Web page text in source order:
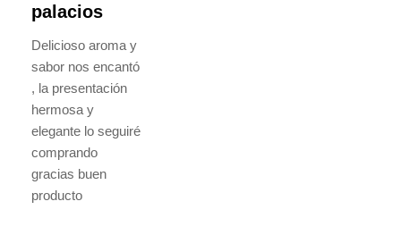
palacios
Delicioso aroma y
sabor nos encantó
, la presentación
hermosa y
elegante lo seguiré
comprando
gracias buen
producto